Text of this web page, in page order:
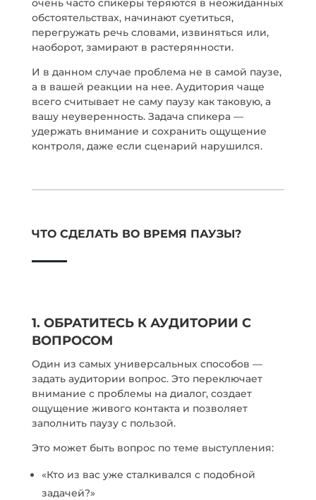
очень часто спикеры теряются в неожиданных
обстоятельствах, начинают суетиться,
перегружать речь словами, извиняться или,
наоборот, замирают в растерянности.
И в данном случае проблема не в самой паузе,
а в вашей реакции на нее. Аудитория чаще
всего считывает не саму паузу как таковую, а
вашу неуверенность. Задача спикера —
удержать внимание и сохранить ощущение
контроля, даже если сценарий нарушился.
ЧТО СДЕЛАТЬ ВО ВРЕМЯ ПАУЗЫ?
1. ОБРАТИТЕСЬ К АУДИТОРИИ С
ВОПРОСОМ
Один из самых универсальных способов —
задать аудитории вопрос. Это переключает
внимание с проблемы на диалог, создает
ощущение живого контакта и позволяет
заполнить паузу с пользой.
Это может быть вопрос по теме выступления:
«Кто из вас уже сталкивался с подобной
задачей?»